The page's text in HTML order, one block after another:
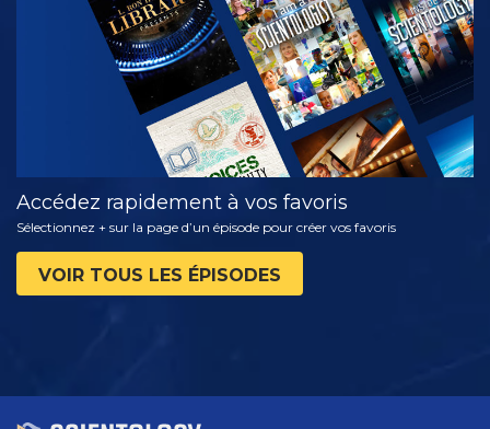
LES SÉRIES
Accédez rapidement à vos favoris
Sélectionnez + sur la page d’un épisode pour créer vos favoris
VOIR TOUS LES ÉPISODES